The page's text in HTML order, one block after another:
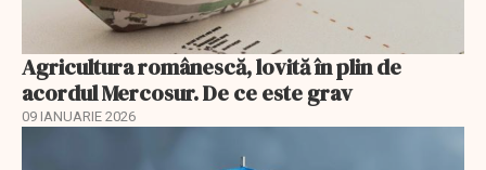
Agricultura românescă, lovită în plin de
acordul Mercosur. De ce este grav
09 IANUARIE 2026